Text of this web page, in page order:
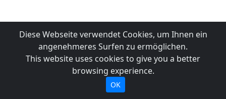
Diese Webseite verwendet Cookies, um Ihnen ein
angenehmeres Surfen zu ermöglichen.
This website uses cookies to give you a better
browsing experience.
OK